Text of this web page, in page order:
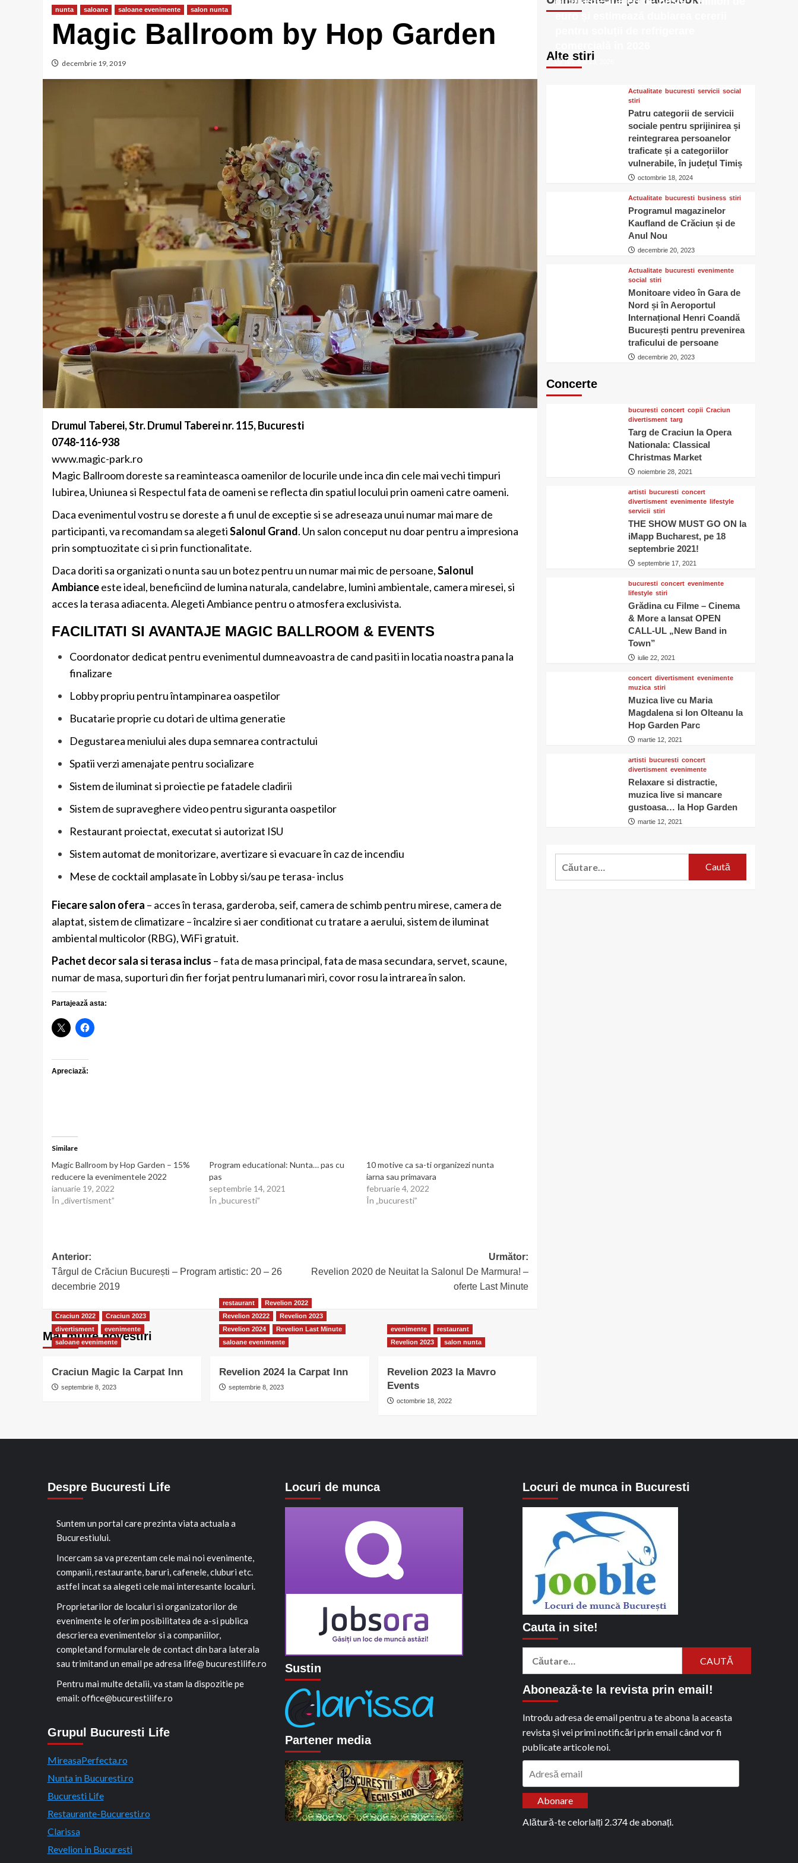
nunta saloane saloane evenimente salon nunta
Magic Ballroom by Hop Garden
decembrie 19, 2019
Drumul Taberei, Str. Drumul Taberei nr. 115, Bucuresti
0748-116-938
www.magic-park.ro
Magic Ballroom doreste sa reaminteasca oamenilor de locurile unde inca din cele mai vechi timpuri
Iubirea, Uniunea si Respectul fata de oameni se reflecta din spatiul locului prin oameni catre oameni.
Daca evenimentul vostru se doreste a fi unul de exceptie si se adreseaza unui numar mai mare de
participanti, va recomandam sa alegetiSalonul Grand. Un salon conceput nu doar pentru a impresiona
prin somptuozitate ci si prin functionalitate.
Daca doriti sa organizati o nunta sau un botez pentru un numar mai mic de persoane,Salonul
Ambianceeste ideal, beneficiind de lumina naturala, candelabre, lumini ambientale, camera miresei, si
acces la terasa adiacenta. Alegeti Ambiance pentru o atmosfera exclusivista.
FACILITATI SI AVANTAJE MAGIC BALLROOM & EVENTS
Coordonator dedicat pentru evenimentul dumneavoastra de cand pasiti in locatia noastra pana la
finalizare
Lobby propriu pentru întampinarea oaspetilor
Bucatarie proprie cu dotari de ultima generatie
Degustarea meniului ales dupa semnarea contractului
Spatii verzi amenajate pentru socializare
Sistem de iluminat si proiectie pe fatadele cladirii
Sistem de supraveghere video pentru siguranta oaspetilor
Restaurant proiectat, executat si autorizat ISU
Sistem automat de monitorizare, avertizare si evacuare în caz de incendiu
Mese de cocktail amplasate în Lobby si/sau pe terasa- inclus
Fiecare salon ofera – acces în terasa, garderoba, seif, camera de schimb pentru mirese, camera de
alaptat, sistem de climatizare – încalzire si aer conditionat cu tratare a aerului, sistem de iluminat
ambiental multicolor (RBG), WiFi gratuit.
Pachet decor sala si terasa inclus – fata de masa principal, fata de masa secundara, servet, scaune,
numar de masa, suporturi din fier forjat pentru lumanari miri, covor rosu la intrarea în salon.
Partajează asta:
Apreciază:
Similare
Magic Ballroom by Hop Garden – 15%
reducere la evenimentele 2022
ianuarie 19, 2022
În „divertisment”
Program educational: Nunta… pas cu
pas
septembrie 14, 2021
În „bucuresti”
10 motive ca sa-ti organizezi nunta
iarna sau primavara
februarie 4, 2022
În „bucuresti”
Post
navigation
Anterior:
Târgul de Crăciun București – Program artistic: 20 – 26
decembrie 2019
Următor:
Revelion 2020 de Neuitat la Salonul De Marmura! –
oferte Last Minute
Mai multe povestiri
Craciun 2022
Craciun 2023
divertisment
evenimente
saloane evenimente
Craciun Magic la Carpat Inn
septembrie 8, 2023
restaurant
Revelion 2022
Revelion 20222
Revelion 2023
Revelion 2024
Revelion Last Minute
saloane evenimente
Revelion 2024 la Carpat Inn
septembrie 8, 2023
evenimente
restaurant
Revelion 2023
salon nunta
Revelion 2023 la Mavro
Events
octombrie 18, 2022
Alte stiri
euro și estimează dublarea cererii
ianuarie 23, 2026
Actualitate bucuresti servicii social
stiri
Patru categorii de servicii
sociale pentru sprijinirea și
reintegrarea persoanelor
traficate și a categoriilor
vulnerabile, în județul Timiș
octombrie 18, 2024
Actualitate bucuresti business stiri
Programul magazinelor
Kaufland de Crăciun și de
Anul Nou
decembrie 20, 2023
Actualitate bucuresti evenimente
social stiri
Monitoare video în Gara de
Nord și în Aeroportul
Internațional Henri Coandă
București pentru prevenirea
traficului de persoane
decembrie 20, 2023
Concerte
bucuresti concert copii Craciun
divertisment targ
Targ de Craciun la Opera
Nationala: Classical
Christmas Market
noiembrie 28, 2021
artisti bucuresti concert
divertisment evenimente lifestyle
servicii stiri
THE SHOW MUST GO ON la
iMapp Bucharest, pe 18
septembrie 2021!
septembrie 17, 2021
bucuresti concert evenimente
lifestyle stiri
Grădina cu Filme – Cinema
& More a lansat OPEN
CALL-UL „New Band in
Town”
iulie 22, 2021
concert divertisment evenimente
muzica stiri
Muzica live cu Maria
Magdalena si Ion Olteanu la
Hop Garden Parc
martie 12, 2021
artisti bucuresti concert
divertisment evenimente
Relaxare si distractie,
muzica live si mancare
gustoasa… la Hop Garden
martie 12, 2021
Caută
Despre Bucuresti Life
Suntem un portal care prezinta viata actuala a
Bucurestiului.
Incercam sa va prezentam cele mai noi evenimente,
companii, restaurante, baruri, cafenele, cluburi etc.
astfel incat sa alegeti cele mai interesante localuri.
Proprietarilor de localuri si organizatorilor de
evenimente le oferim posibilitatea de a-si publica
descrierea evenimentelor si a companiilor,
completand formularele de contact din bara laterala
sau trimitand un email pe adresa life@ bucurestilife.ro
Pentru mai multe detalii, va stam la dispozitie pe
email: office@bucurestilife.ro
Grupul Bucuresti Life
MireasaPerfecta.ro
Nunta in Bucuresti.ro
Bucuresti Life
Restaurante-Bucuresti.ro
Clarissa
Revelion in Bucuresti
Locuri de munca
Sustin
Partener media
Locuri de munca in Bucuresti
Cauta in site!
Caută
Abonează-te la revista prin email!
Introdu adresa de email pentru a te abona la aceasta
revista și vei primi notificări prin email când vor fi
publicate articole noi.
Abonare
Alătură-te celorlalți 2.374 de abonați.